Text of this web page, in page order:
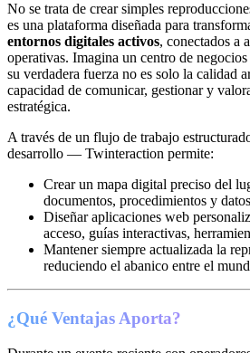
No se trata de crear simples
es una plataforma diseñada para
entornos digitales activos, conectados a
operativas. Imagina un centro de
su verdadera fuerza no es solo la calidad
capacidad de comunicar, gestionar y
estratégica.
A través de un flujo de trabajo
desarrollo — Twinteraction permite:
Crear un mapa digital preciso del
documentos, procedimientos y
Diseñar aplicaciones web
acceso, guías interactivas,
Mantener siempre actualizada la
reduciendo el abanico entre el
¿Qué Ventajas Aporta?